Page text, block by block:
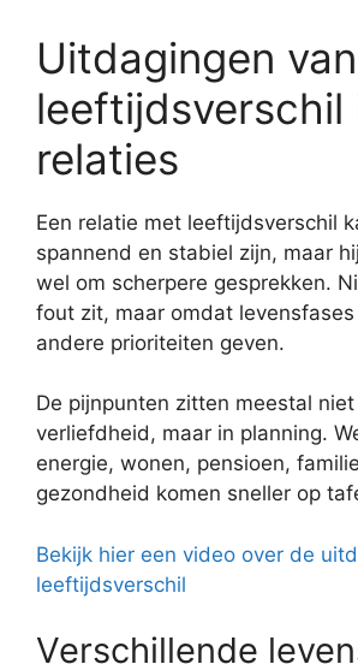
Uitdagingen van
leeftijdsverschil
relaties
Een relatie met leeftijdsverschil
spannend en stabiel zijn, maar
wel om scherpere gesprekken.
fout zit, maar omdat
andere prioriteiten geven.
De pijnpunten zitten meestal niet
verliefdheid, maar in planning.
energie, wonen, pensioen,
gezondheid komen sneller op
Bekijk hier een video over de
leeftijdsverschil
Verschillende